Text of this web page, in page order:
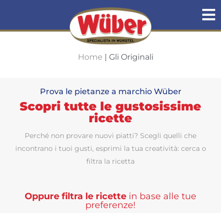
Home | Gli Originali
Prova le pietanze a marchio Wüber
Scopri tutte le gustosissime
ricette
Perché non provare nuovi piatti? Scegli quelli che
incontrano i tuoi gusti, esprimi la tua creatività: cerca o
filtra la ricetta
Oppure filtra le ricette in base alle tue
preferenze!